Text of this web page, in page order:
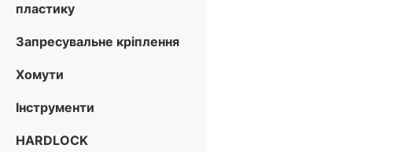
пластику
Запресувальне кріплення
Хомути
Інструменти
HARDLOCK